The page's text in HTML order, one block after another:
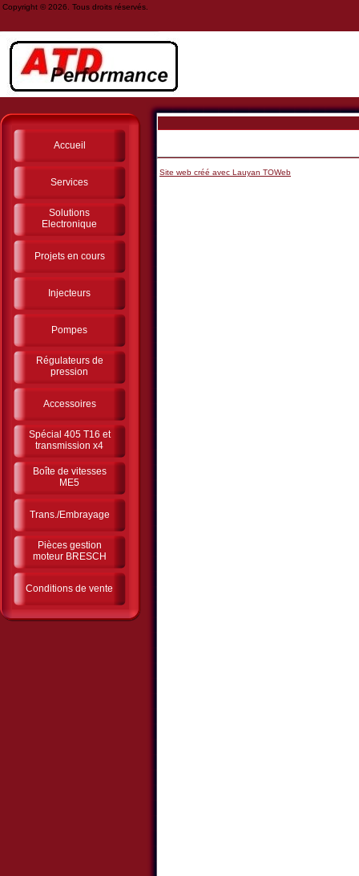
Copyright © 2026. Tous droits réservés.
Accueil
Services
Solutions
Electronique
Projets en cours
Injecteurs
Pompes
Régulateurs de
pression
Accessoires
Spécial 405 T16 et
transmission x4
Boîte de vitesses
ME5
Trans./Embrayage
Pièces gestion
moteur BRESCH
Conditions de vente
Site web créé avec Lauyan TOWeb